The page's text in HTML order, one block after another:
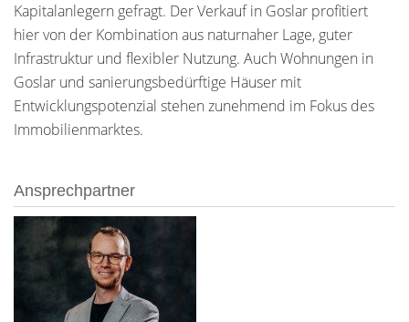
Kapitalanlegern gefragt. Der Verkauf in Goslar profitiert
hier von der Kombination aus naturnaher Lage, guter
Infrastruktur und flexibler Nutzung. Auch Wohnungen in
Goslar und sanierungsbedürftige Häuser mit
Entwicklungspotenzial stehen zunehmend im Fokus des
Immobilienmarktes.
Ansprechpartner